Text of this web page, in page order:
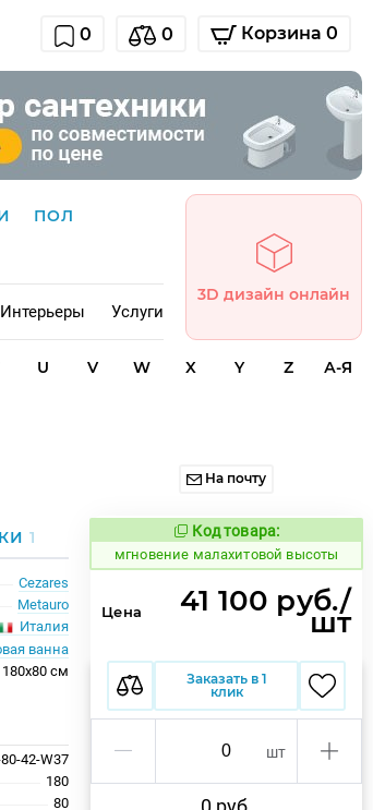
0 0 Корзина 0
ПОЛ
Интерьеры Услуги
3D дизайн онлайн
U V W X Y Z А-Я
На почту
1
Cezares
Metauro
Италия
ванна
180x80 см
42-W37
180
80
Код товара:
944007 Код товара:
мгновение малахитовой высоты
Цена 41 100 руб./
шт
Заказать в 1
клик
шт